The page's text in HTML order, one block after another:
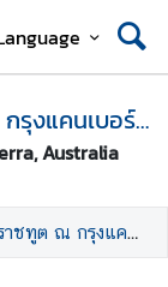
สถานเอกอัครราชทูต ณ กรุงแคนเบอร์รา
Australia
ชิกอาเซียนในกรุงแคนเบอร์รา จัดงานเลี้ยงรับรองเนื่องในโอกาสวันสถาปนาอาเซียน